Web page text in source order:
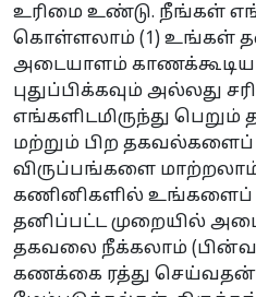
உரிமை உண்டு. நீங்கள்
கொள்ளலாம் (1) உங்கள்
அடையாளம்
புதுப்பிக்கவும் அல்லது
எங்களிடமிருந்து
மற்றும் பிற
விருப்பங்களை
கணினிகளில் உங்களைப்
தனிப்பட்ட முறையில்
தகவலை நீக்கலாம்
கணக்கை ரத்து